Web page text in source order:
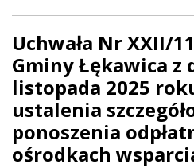
Uchwała Nr XXII/
Gminy Łękawica z
listopada 2025
ustalenia
ponoszenia
ośrodkach